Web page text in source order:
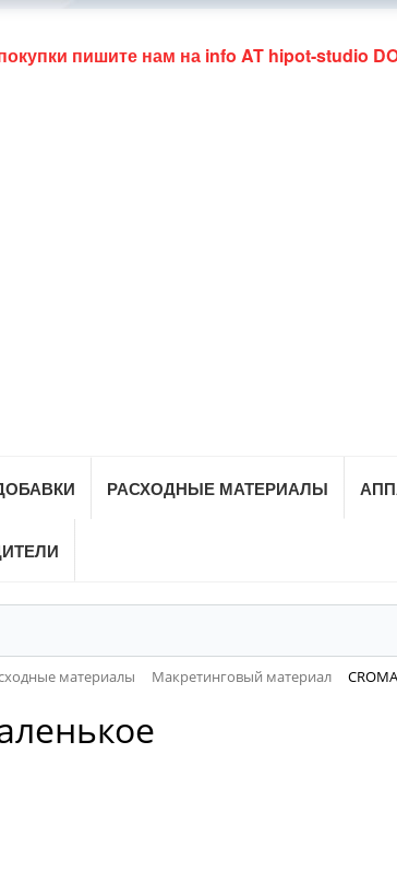
пишите нам на info AT hipot-studio
РАСХОДНЫЕ МАТЕРИАЛЫ
материалы Макретинговый материал